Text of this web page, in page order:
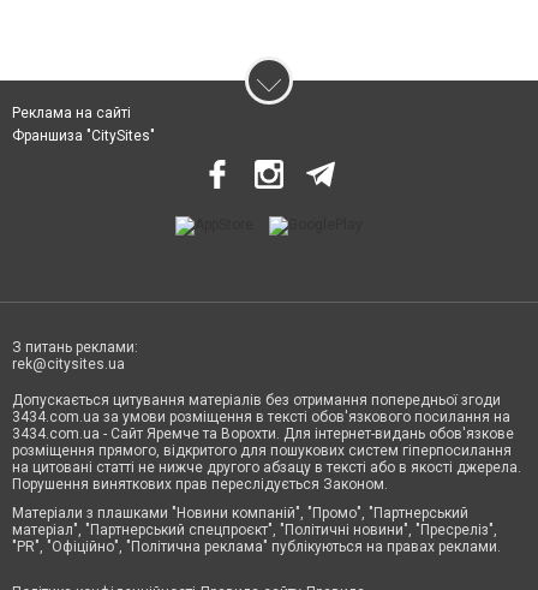
Реклама на сайті
Франшиза "CitySites"
З питань реклами:
rek@citysites.ua
Допускається цитування матеріалів без отримання попередньої згоди
3434.com.ua за умови розміщення в тексті обов'язкового посилання на
3434.com.ua - Сайт Яремче та Ворохти. Для інтернет-видань обов'язкове
розміщення прямого, відкритого для пошукових систем гіперпосилання
на цитовані статті не нижче другого абзацу в тексті або в якості джерела.
Порушення виняткових прав переслідується Законом.
Матеріали з плашками "Новини компаній", "Промо", "Партнерський
матеріал", "Партнерський спецпроєкт", "Політичні новини", "Пресреліз",
"PR", "Офіційно", "Політична реклама" публікуються на правах реклами.